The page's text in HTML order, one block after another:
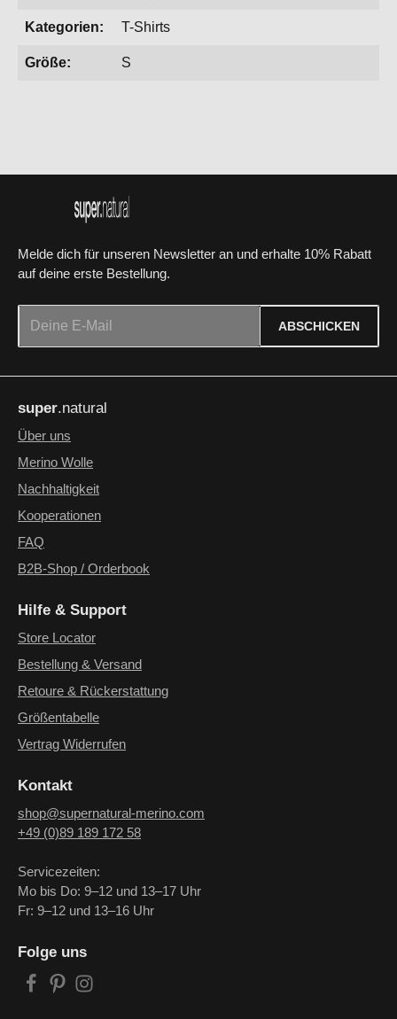
Kategorien: T-Shirts
Größe: S
Melde dich für unseren Newsletter an und erhalte 10% Rabatt
auf deine erste Bestellung.
ABSCHICKEN
genommen und die
einverstanden.
Die mit einem Stern (*) markierten Felder sind Pflichtfelder.
Folge uns
super.natural
Über uns
Merino Wolle
Nachhaltigkeit
Kooperationen
FAQ
B2B-Shop / Orderbook
Hilfe & Support
Store Locator
Bestellung & Versand
Retoure & Rückerstattung
Größentabelle
Vertrag Widerrufen
Kontakt
shop@supernatural-merino.com
+49 (0)89 189 172 58
Servicezeiten:
Mo bis Do: 9–12 und 13–17 Uhr
Fr: 9–12 und 13–16 Uhr